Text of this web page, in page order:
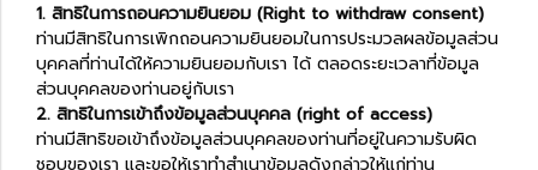
1. สิทธิในการถอนความยินยอม (Right to withdraw consent)
ท่านมีสิทธิในการเพิกถอนความยินยอมในการประมวลผลข้อมูลส่วน
บุคคลที่ท่านได้ให้ความยินยอมกับเรา ได้ ตลอดระยะเวลาที่ข้อมูล
ส่วนบุคคลของท่านอยู่กับเรา
2. สิทธิในการเข้าถึงข้อมูลส่วนบุคคล (right of access)
ท่านมีสิทธิขอเข้าถึงข้อมูลส่วนบุคคลของท่านที่อยู่ในความรับผิด
ชอบของเรา และขอให้เราทำสำเนาข้อมูลดังกล่าวให้แก่ท่าน